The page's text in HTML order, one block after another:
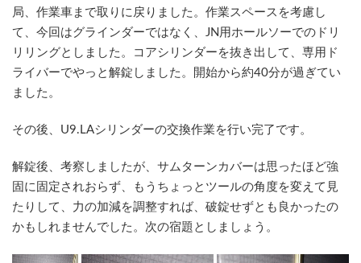
局、作業車まで取りに戻りました。作業スペースを考慮し
て、今回はグラインダーではなく、JN用ホールソーでのドリ
リリングとしました。コアシリンダーを抜き出して、専用ド
ライバーでやっと解錠しました。開始から約40分が過ぎてい
ました。
その後、U9.LAシリンダーの交換作業を行い完了です。
解錠後、考察しましたが、サムターンカバーは思ったほど強
固に固定されおらず、もうちょっとツールの角度を変えて見
たりして、力の加減を調整すれば、破錠せずとも良かったの
かもしれませんでした。次の宿題としましょう。